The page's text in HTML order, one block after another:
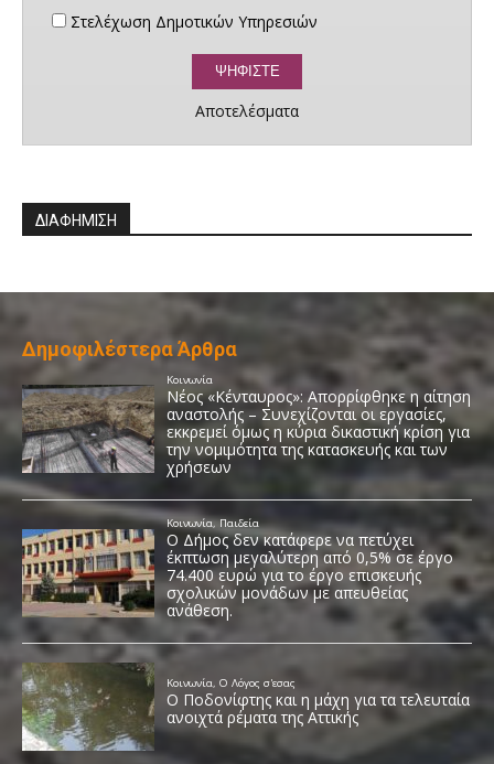
Στελέχωση Δημοτικών Υπηρεσιών
Αποτελέσματα
ΔΙΑΦΗΜΙΣΗ
Δημοφιλέστερα Άρθρα